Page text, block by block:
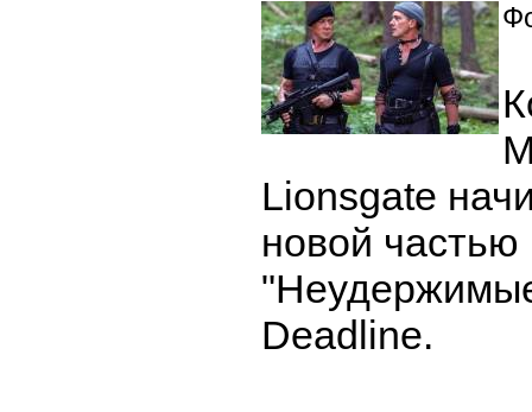
Lionsgate
новой частью
Deadline.